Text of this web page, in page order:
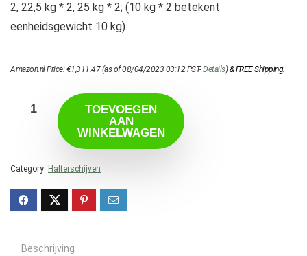
2, 22,5 kg * 2, 25 kg * 2; (10 kg * 2 betekent
eenheidsgewicht 10 kg)
Amazon.nl Price:€1,311.47(as of 08/04/2023 03:12 PST-Details)&FREE Shipping.
TOEVOEGEN
AAN
WINKELWAGEN
Category: Halterschijven
Beschrijving